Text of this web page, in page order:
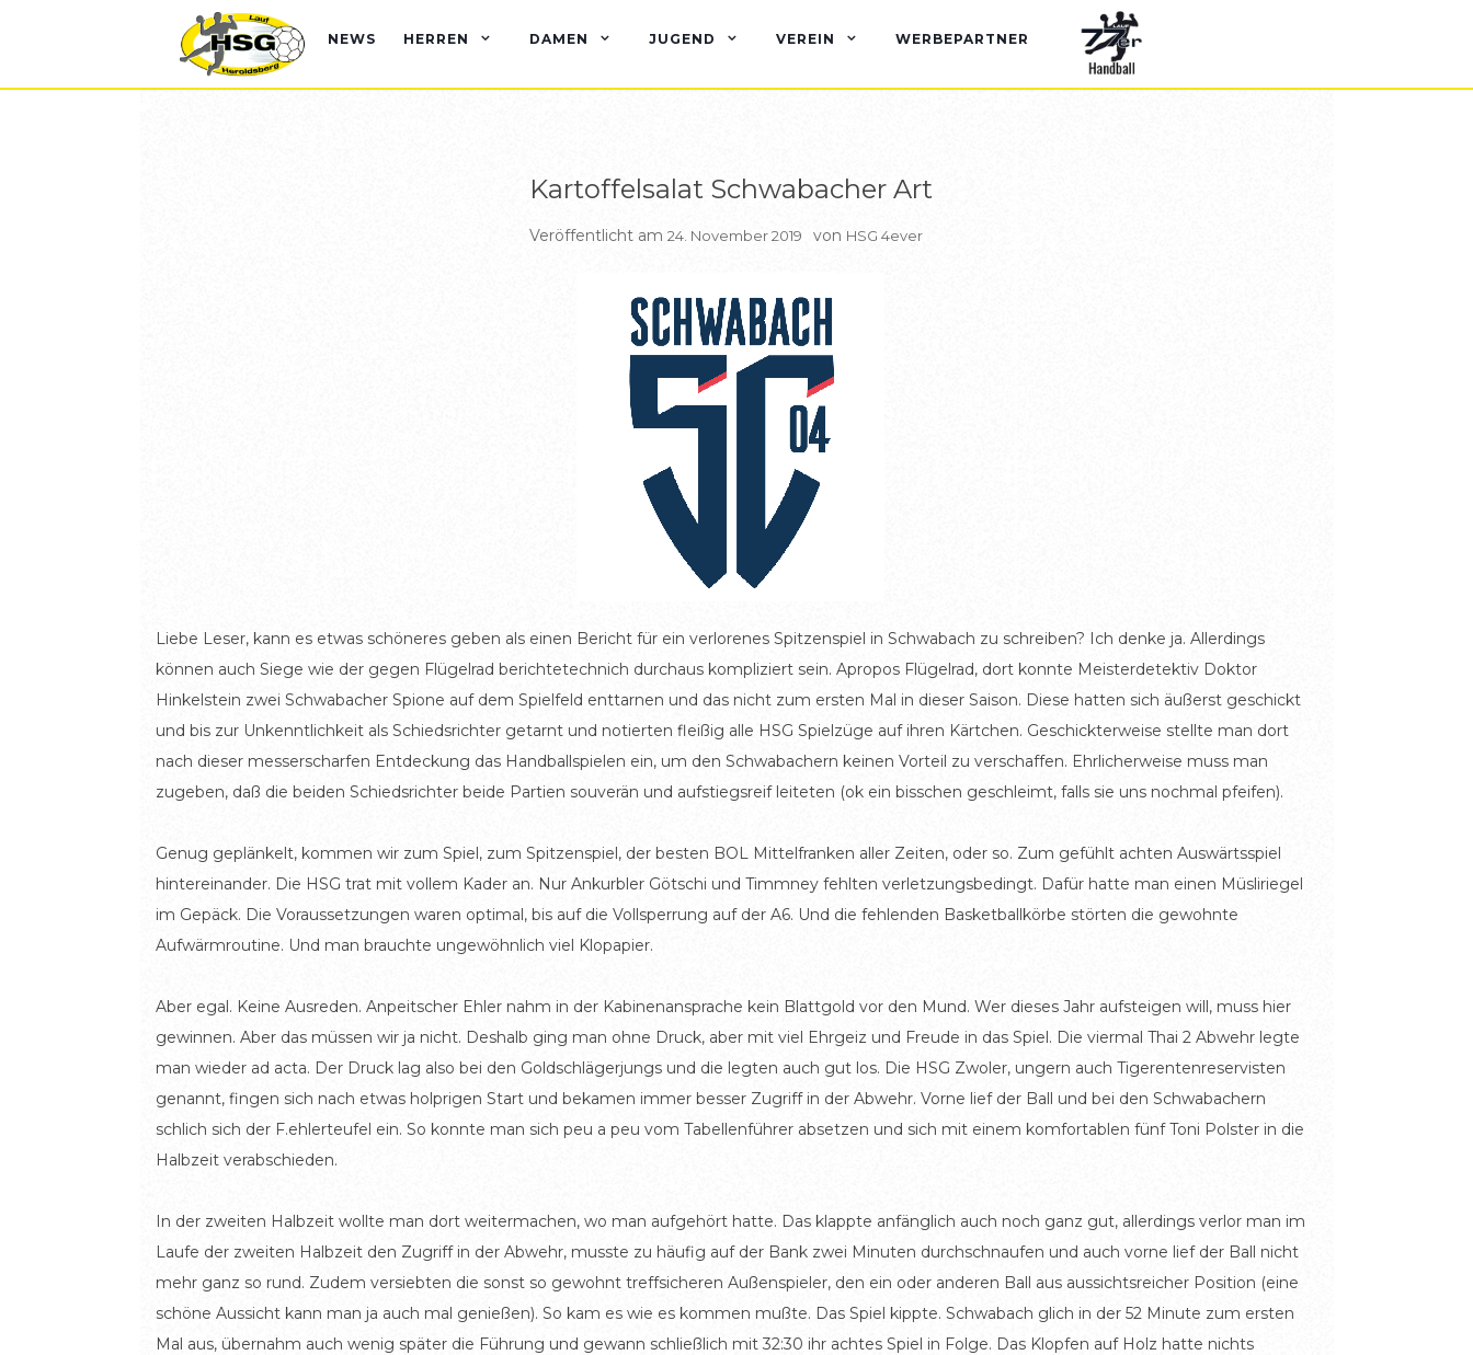
NEWS HERREN DAMEN JUGEND VEREIN WERBEPARTNER
Kartoffelsalat Schwabacher Art
Veröffentlicht am 24. November 2019 von HSG 4ever
Liebe Leser, kann es etwas schöneres geben als einen Bericht für ein verlorenes Spitzenspiel in Schwabach zu schreiben? Ich denke ja. Allerdings
können auch Siege wie der gegen Flügelrad berichtetechnich durchaus kompliziert sein. Apropos Flügelrad, dort konnte Meisterdetektiv Doktor
Hinkelstein zwei Schwabacher Spione auf dem Spielfeld enttarnen und das nicht zum ersten Mal in dieser Saison. Diese hatten sich äußerst geschickt
und bis zur Unkenntlichkeit als Schiedsrichter getarnt und notierten fleißig alle HSG Spielzüge auf ihren Kärtchen. Geschickterweise stellte man dort
nach dieser messerscharfen Entdeckung das Handballspielen ein, um den Schwabachern keinen Vorteil zu verschaffen. Ehrlicherweise muss man
zugeben, daß die beiden Schiedsrichter beide Partien souverän und aufstiegsreif leiteten (ok ein bisschen geschleimt, falls sie uns nochmal pfeifen).
Genug geplänkelt, kommen wir zum Spiel, zum Spitzenspiel, der besten BOL Mittelfranken aller Zeiten, oder so. Zum gefühlt achten Auswärtsspiel
hintereinander. Die HSG trat mit vollem Kader an. Nur Ankurbler Götschi und Timmney fehlten verletzungsbedingt. Dafür hatte man einen Müsliriegel
im Gepäck. Die Voraussetzungen waren optimal, bis auf die Vollsperrung auf der A6. Und die fehlenden Basketballkörbe störten die gewohnte
Aufwärmroutine. Und man brauchte ungewöhnlich viel Klopapier.
Aber egal. Keine Ausreden. Anpeitscher Ehler nahm in der Kabinenansprache kein Blattgold vor den Mund. Wer dieses Jahr aufsteigen will, muss hier
gewinnen. Aber das müssen wir ja nicht. Deshalb ging man ohne Druck, aber mit viel Ehrgeiz und Freude in das Spiel. Die viermal Thai 2 Abwehr legte
man wieder ad acta. Der Druck lag also bei den Goldschlägerjungs und die legten auch gut los. Die HSG Zwoler, ungern auch Tigerentenreservisten
genannt, fingen sich nach etwas holprigen Start und bekamen immer besser Zugriff in der Abwehr. Vorne lief der Ball und bei den Schwabachern
schlich sich der F.ehlerteufel ein. So konnte man sich peu a peu vom Tabellenführer absetzen und sich mit einem komfortablen fünf Toni Polster in die
Halbzeit verabschieden.
In der zweiten Halbzeit wollte man dort weitermachen, wo man aufgehört hatte. Das klappte anfänglich auch noch ganz gut, allerdings verlor man im
Laufe der zweiten Halbzeit den Zugriff in der Abwehr, musste zu häufig auf der Bank zwei Minuten durchschnaufen und auch vorne lief der Ball nicht
mehr ganz so rund. Zudem versiebten die sonst so gewohnt treffsicheren Außenspieler, den ein oder anderen Ball aus aussichtsreicher Position (eine
schöne Aussicht kann man ja auch mal genießen). So kam es wie es kommen mußte. Das Spiel kippte. Schwabach glich in der 52 Minute zum ersten
Mal aus, übernahm auch wenig später die Führung und gewann schließlich mit 32:30 ihr achtes Spiel in Folge. Das Klopfen auf Holz hatte nichts